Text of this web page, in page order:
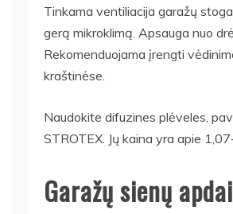
Tinkama ventiliacija garažų
gerą mikroklimą. Apsauga nuo
Rekomenduojama įrengti
kraštinėse.
Naudokite difuzines plėveles,
STROTEX. Jų kaina yra apie
Garažų sienų